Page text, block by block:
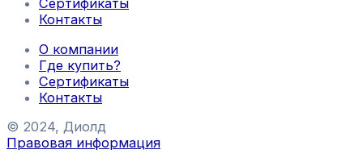
Сертификаты
Контакты
О компании
Где купить?
Сертификаты
Контакты
© 2024, Диолд
Правовая информация